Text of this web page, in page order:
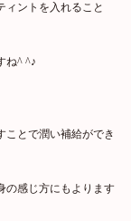
ィントを入れること
ね^ ^♪
とで潤い補給ができ
の感じ方にもよります